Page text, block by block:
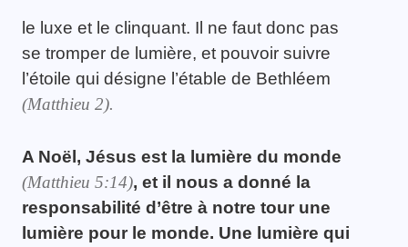
le luxe et le clinquant. Il ne faut donc pas
se tromper de lumière, et pouvoir suivre
l’étoile qui désigne l’étable de Bethléem
(Matthieu 2).
A Noël, Jésus est la lumière du monde
(Matthieu 5:14), et il nous a donné la
responsabilité d’être à notre tour une
lumière pour le monde. Une lumière qui